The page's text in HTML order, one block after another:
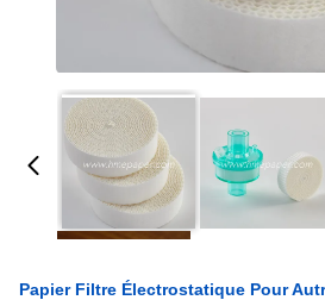
Papier Filtre Électrostatique Pour